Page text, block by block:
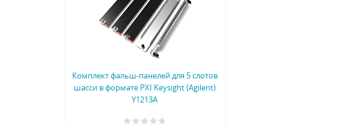
Комплект фальш-панелей для 5 слотов
шасси в формате PXI Keysight (Agilent)
Y1213A